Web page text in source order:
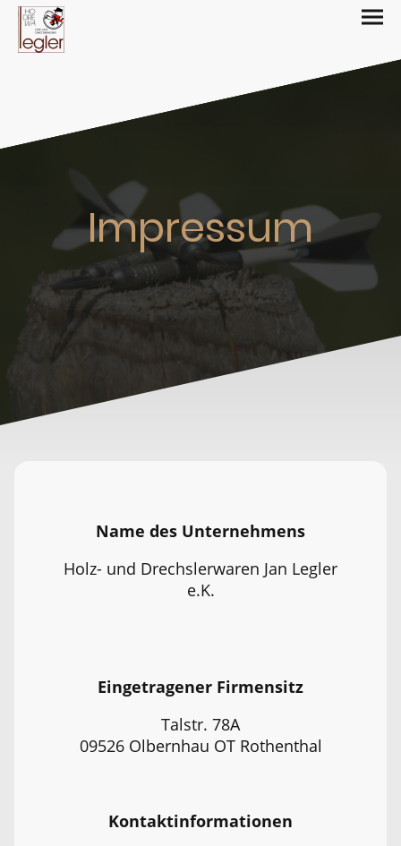
Impressum
Name des Unternehmens
Holz- und Drechslerwaren Jan Legler
e.K.
Eingetragener Firmensitz
Talstr. 78A
09526 Olbernhau OT Rothenthal
Kontaktinformationen